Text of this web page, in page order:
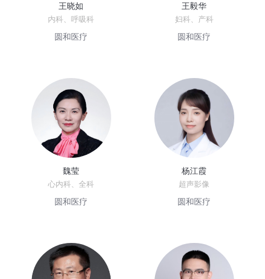
王晓如
内科、呼吸科
圆和医疗
王毅华
妇科、产科
圆和医疗
魏莹
心内科、全科
圆和医疗
杨江霞
超声影像
圆和医疗